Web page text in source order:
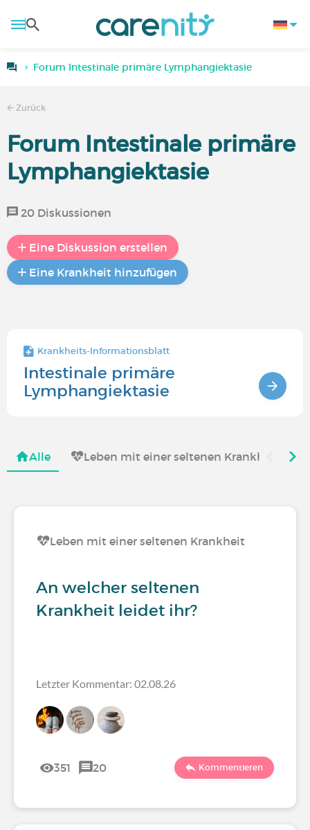
Forum Intestinale primäre Lymphangiektasie
Zurück
Forum Intestinale primäre
Lymphangiektasie
20 Diskussionen
Eine Diskussion erstellen
Eine Krankheit hinzufügen
Krankheits-Informationsblatt
Intestinale primäre
Lymphangiektasie
Alle Leben mit einer seltenen Krankheit
Leben mit einer seltenen Krankheit
An welcher seltenen
Krankheit leidet ihr?
Letzter Kommentar: 02.08.26
351 20 Kommentieren